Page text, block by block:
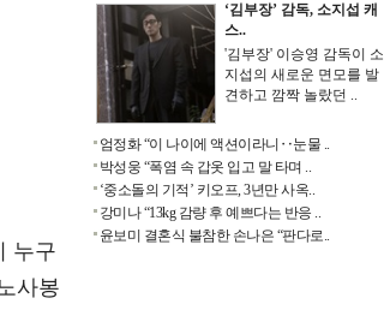
누구
사봉
‘김부장’ 감독, 소지섭 캐
스..
'김부장' 이승영 감독이 소
지섭의 새로운 면모를 발
견하고 깜짝 놀랐던 ..
엄정화 “이 나이에 액션이라니‥눈물 ..
박성웅 “폭염 속 갑옷 입고 말 타며 ..
‘중소돌의 기적’ 키오프, 3년만 사옥..
강미나 “13kg 감량 후 예쁘다는 반응 ..
윤보미 결혼식 불참한 손나은 “판다로..